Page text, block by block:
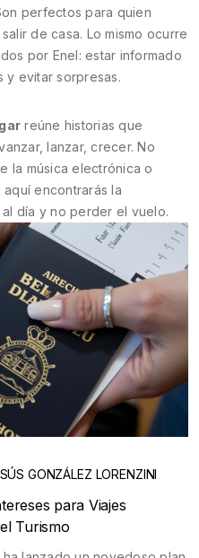
perfectos para quien
de casa. Lo mismo ocurre
por Enel: estar informado
y evitar sorpresas.
reúne historias que
lanzar, crecer. No
la música electrónica o
encontrarás la
día y no perder el vuelo.
GONZÁLEZ LORENZINI
para Viajes
Turismo